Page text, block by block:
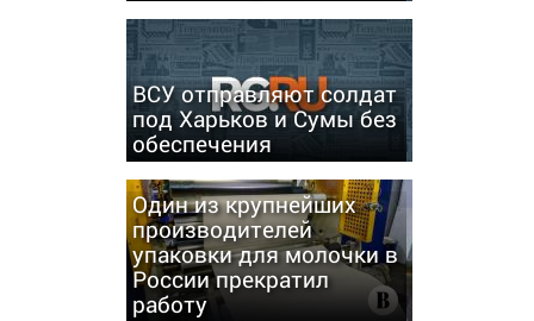
ВСУ отправляют солдат
под Харьков и Сумы без
обеспечения
Один из крупнейших
производителей
упаковки для молочки в
России прекратил
работу